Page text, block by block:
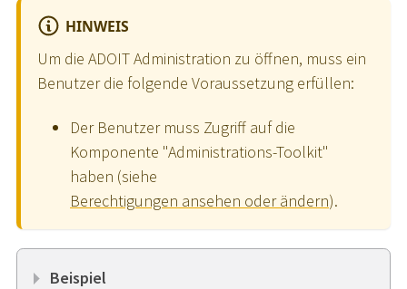
HINWEIS
Um die ADOIT Administration zu öffnen, muss ein
Benutzer die folgende Voraussetzung erfüllen:
Der Benutzer muss Zugriff auf die
Komponente "Administrations-Toolkit"
haben (siehe
Berechtigungen ansehen oder ändern).
Beispiel